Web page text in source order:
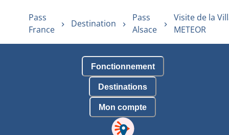
Pass
France
Destination
Pass
Alsace
Visite de la
METEOR
Fonctionnement
Destinations
Mon compte